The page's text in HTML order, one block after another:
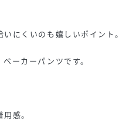
にくいのも嬉しいポイント。
ーカーパンツです。
感。